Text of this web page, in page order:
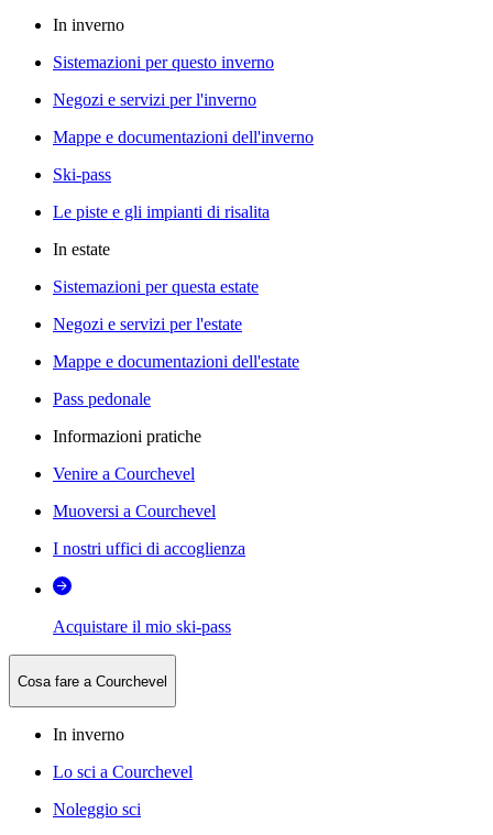
In inverno
Sistemazioni per questo inverno
Negozi e servizi per l'inverno
Mappe e documentazioni dell'inverno
Ski-pass
Le piste e gli impianti di risalita
In estate
Sistemazioni per questa estate
Negozi e servizi per l'estate
Mappe e documentazioni dell'estate
Pass pedonale
Informazioni pratiche
Venire a Courchevel
Muoversi a Courchevel
I nostri uffici di accoglienza
Acquistare il mio ski-pass
Cosa fare a Courchevel
In inverno
Lo sci a Courchevel
Noleggio sci